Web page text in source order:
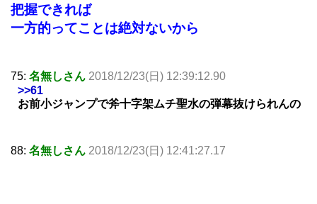
把握できれば
一方的ってことは絶対ないから
75: 名無しさん 2018/12/23(日) 12:39:12.90
>>61
お前小ジャンプで斧十字架ムチ聖水の弾幕抜けられんの
88: 名無しさん 2018/12/23(日) 12:41:27.17